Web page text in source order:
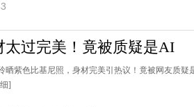
太过完美！竟被质疑是AI
晒紫色比基尼照，身材完美引热议！竟被网友质疑
]